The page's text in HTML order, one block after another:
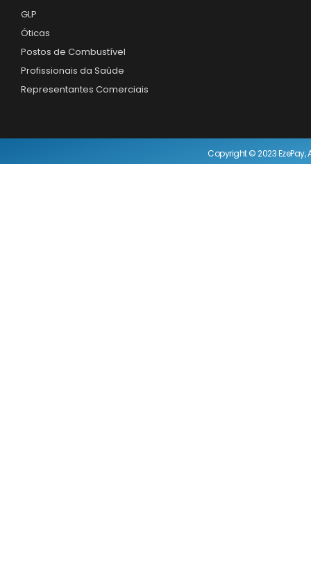
GLP
Óticas
Postos de Combustível
Profissionais da Saúde
Representantes Comerciais
Copyright © 2023 EzePay,